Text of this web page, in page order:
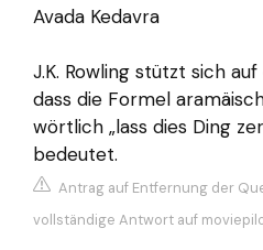
Avada Kedavra
J.K. Rowling stützt sich
dass die Formel
wörtlich „lass dies Ding
bedeutet.
Antrag auf Entfernung der
vollständige Antwort auf